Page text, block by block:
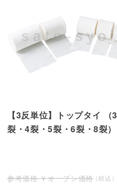
【3反単位】トップタイ （3
裂・4裂・5裂・6裂・8裂）
オープン価格